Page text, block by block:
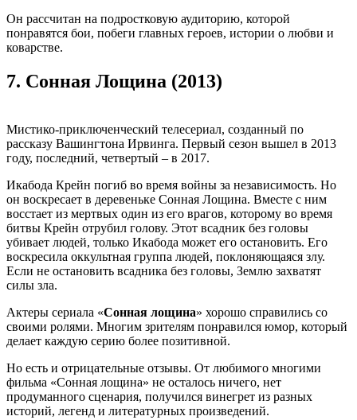
Он рассчитан на подростковую аудиторию, которой
понравятся бои, побеги главных героев, истории о любви и
коварстве.
7. Сонная Лощина (2013)
Мистико-приключенческий телесериал, созданный по
рассказу Вашингтона Ирвинга. Первый сезон вышел в 2013
году, последний, четвертый – в 2017.
Икабода Крейн погиб во время войны за независимость. Но
он воскресает в деревеньке Сонная Лощина. Вместе с ним
восстает из мертвых один из его врагов, которому во время
битвы Крейн отрубил голову. Этот всадник без головы
убивает людей, только Икабода может его остановить. Его
воскресила оккультная группа людей, поклоняющаяся злу.
Если не остановить всадника без головы, Землю захватят
силы зла.
Актеры сериала «Сонная лощина» хорошо справились со
своими ролями. Многим зрителям понравился юмор, который
делает каждую серию более позитивной.
Но есть и отрицательные отзывы. От любимого многими
фильма «Сонная лощина» не осталось ничего, нет
продуманного сценария, получился винегрет из разных
историй, легенд и литературных произведений.